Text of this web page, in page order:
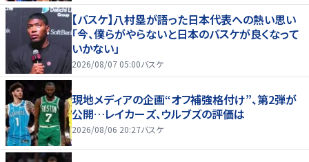
【バスケ】八村塁が語った日本代表への熱い思い
「今、僕らがやらないと日本のバスケが良くなって
いかない」
2026/08/07 05:00バスケ
現地メディアの企画“オフ補強格付け”、第2弾が
公開…レイカーズ、ウルブズの評価は
2026/08/06 20:27バスケ